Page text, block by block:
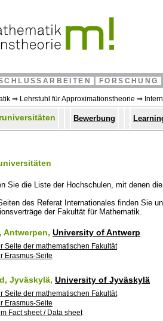
FORSCHUNG
⇒ Lehrstuhl für Approximationstheorie ⇒
Bewerbung
Sie die Liste der Hochschulen, mit denen
des Referat Internationales finden Sie
der Fakultät für Mathematik.
Antwerpen, University of Antwerp
Seite der mathematischen Fakultät
Erasmus-Seite
Jyväskylä, University of Jyväskylä
Seite der mathematischen Fakultät
Erasmus-Seite
Fact sheet / Data sheet